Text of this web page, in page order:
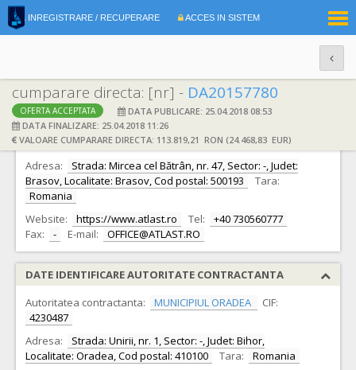
INREGISTRARE / RECUPERARE ACCES IN SISTEM
cumparare directa: [nr] - DA20157780
OFERTA ACCEPTATA
DATA PUBLICARE: 25.04.2018 08:53
DATA FINALIZARE: 25.04.2018 11:26
VALOARE CUMPARARE DIRECTA: 113.819,21 RON (24.468,83 EUR)
DATE IDENTIFICARE OFERTANT
Ofertant: S.C. AT LAST AGENCY S.R.L. CIF: 26774129
Adresa:
Strada: Mircea cel Bătrân, nr. 47, Sector: -, Judet:
Brasov, Localitate: Brasov, Cod postal: 500193
Tara:
Romania
Website:
https://www.atlast.ro Tel:
+40 730560777
Fax:
- E-mail: OFFICE@ATLAST.RO
DATE IDENTIFICARE AUTORITATE CONTRACTANTA
Autoritatea contractanta:
MUNICIPIUL ORADEA
CIF:
4230487
Adresa:
Strada: Unirii, nr. 1, Sector: -, Judet: Bihor,
Localitate: Oradea, Cod postal: 410100
Tara:
Romania